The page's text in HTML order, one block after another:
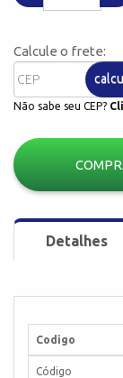
Calcule o frete:
Não sabe seu CEP?
Detalhes
Codigo
Código